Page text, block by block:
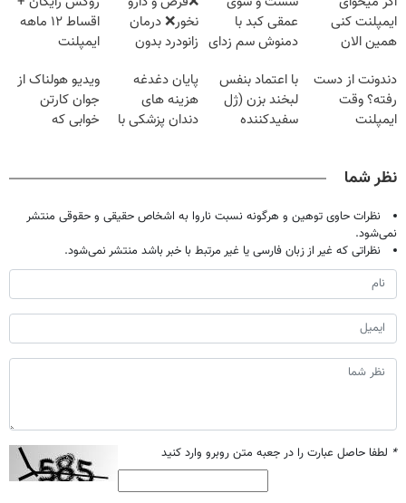
ایمپلنت کنی
همین الان
۲۵ میلیون
تومان!!!
عمقی کبد با
دمنوش سم زدای
نخور❌ درمان
زانودرد بدون
اقساط ۱۲ ماهه
ایمپلنت
دندونت از دست
رفته؟ وقت
ایمپلنت
با اعتماد بنفس
لبخند بزن (ژل
سفیدکننده
پایان دغدغه
هزینه های
دندان پزشکی با
ویدیو هولناک از
جوان کارتن
خوابی که
نظر شما
نظرات حاوی توهین و هرگونه نسبت ناروا به اشخاص حقیقی و حقوقی منتشر
نمی‌شود.
نظراتی که غیر از زبان فارسی یا غیر مرتبط با خبر باشد منتشر نمی‌شود.
* لطفا حاصل عبارت را در جعبه متن روبرو وارد کنید